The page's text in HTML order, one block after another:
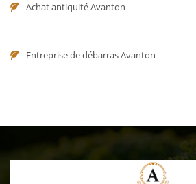
Achat antiquité Avanton
Entreprise de débarras Avanton